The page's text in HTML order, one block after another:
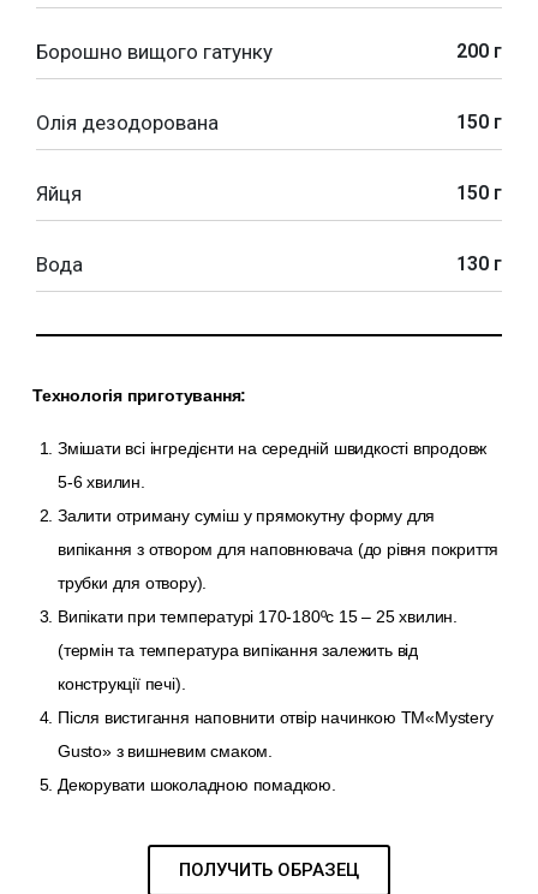
Борошно вищого гатунку 200 г
Олія дезодорована 150 г
Яйця 150 г
Вода 130 г
Технологія приготування:
Змішати всі інгредієнти на середній швидкості впродовж
5-6 хвилин.
Залити отриману суміш у прямокутну форму для
випікання з отвором для наповнювача (до рівня покриття
трубки для отвору).
Випікати при температурі 170-180ºс 15 – 25 хвилин.
(термін та температура випікання залежить від
конструкції печі).
Після вистигання наповнити отвір начинкою TM«Mystery
Gusto» з вишневим смаком.
Декорувати шоколадною помадкою.
ПОЛУЧИТЬ ОБРАЗЕЦ